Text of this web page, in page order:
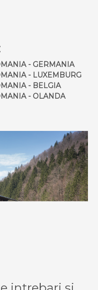
- GERMANIA
- LUXEMBURG
- BELGIA
- OLANDA